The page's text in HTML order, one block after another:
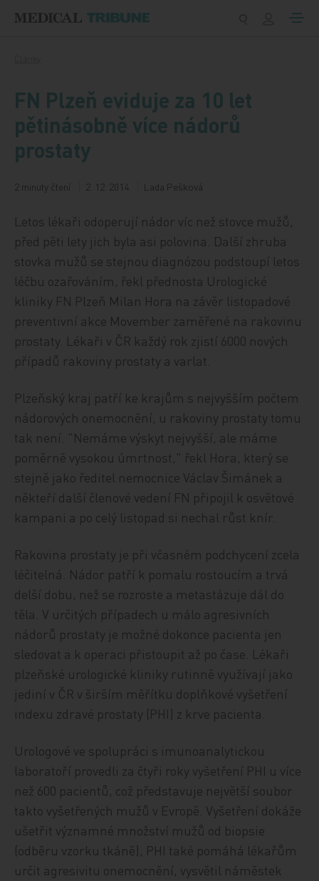
FN Plzeň eviduje za 10 let
pětinásobně více nádorů
prostaty
2 minuty čtení 2. 12. 2014 Lada Pešková
Letos lékaři odoperují nádor víc než stovce mužů,
před pěti lety jich byla asi polovina. Další zhruba
stovka mužů se stejnou diagnózou podstoupí letos
léčbu ozařováním, řekl přednosta Urologické
kliniky FN Plzeň Milan Hora na závěr listopadové
preventivní akce Movember zaměřené na rakovinu
prostaty. Lékaři v ČR každý rok zjistí 6000 nových
případů rakoviny prostaty a varlat.
Plzeňský kraj patří ke krajům s nejvyšším počtem
nádorových onemocnění, u rakoviny prostaty tomu
tak není. "Nemáme výskyt nejvyšší, ale máme
poměrně vysokou úmrtnost," řekl Hora, který se
stejně jako ředitel nemocnice Václav Šimánek a
někteří další členové vedení FN připojil k osvětové
kampani a po celý listopad si nechal růst knír.
Rakovina prostaty je při včasném podchycení zcela
léčitelná. Nádor patří k pomalu rostoucím a trvá
delší dobu, než se rozroste a metastázuje dál do
těla. V určitých případech u málo agresivních
nádorů prostaty je možné dokonce pacienta jen
sledovat a k operaci přistoupit až po čase. Lékaři
plzeňské urologické kliniky rutinně využívají jako
jediní v ČR v širším měřítku doplňkové vyšetření
indexu zdravé prostaty (PHI) z krve pacienta.
Urologové ve spolupráci s imunoanalytickou
laboratoří provedli za čtyři roky vyšetření PHI u více
než 600 pacientů, což představuje největší soubor
takto vyšetřených mužů v Evropě. Vyšetření dokáže
ušetřit významné množství mužů od biopsie
(odběru vzorku tkáně), PHI také pomáhá lékařům
určit agresivitu onemocnění, vysvětil náměstek